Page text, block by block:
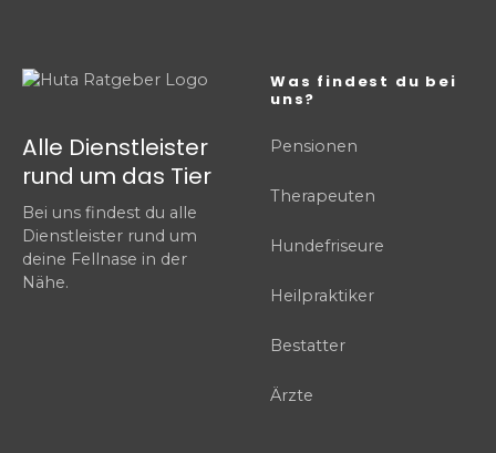
Alle Dienstleister
rund um das Tier
Bei uns findest du alle
Dienstleister rund um
deine Fellnase in der
Nähe.
Was findest du bei
uns?
Pensionen
Therapeuten
Hundefriseure
Heilpraktiker
Bestatter
Ärzte